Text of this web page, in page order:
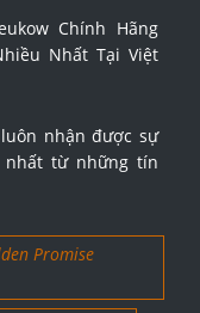
Chính Hãng
Nhất Tại Việt
nhận được sự
nhất từ những tín
Promise